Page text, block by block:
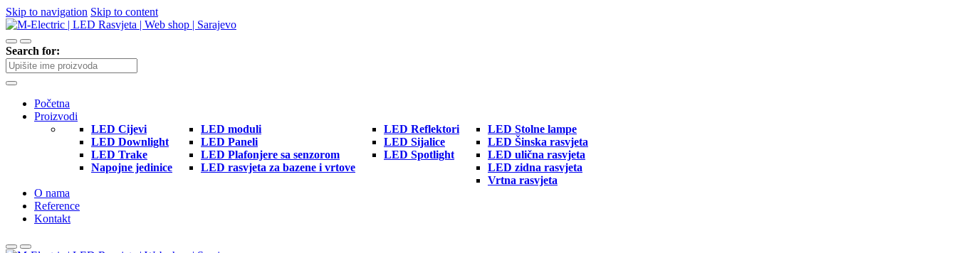
Skip to navigation Skip to content
Search for:
Početna
Proizvodi
LED Cijevi
LED Downlight
LED Trake
Napojne jedinice
LED moduli
LED Paneli
LED Plafonjere sa senzorom
LED rasvjeta za bazene i vrtove
LED Reflektori
LED Sijalice
LED Spotlight
LED Stolne lampe
LED Šinska rasvjeta
LED ulična rasvjeta
LED zidna rasvjeta
Vrtna rasvjeta
O nama
Reference
Kontakt